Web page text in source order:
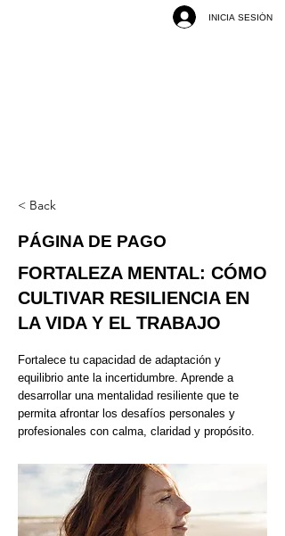
INICIA SESIÓN
< Back
PÁGINA DE PAGO
FORTALEZA MENTAL: CÓMO
CULTIVAR RESILIENCIA EN
LA VIDA Y EL TRABAJO
Fortalece tu capacidad de adaptación y
equilibrio ante la incertidumbre. Aprende a
desarrollar una mentalidad resiliente que te
permita afrontar los desafíos personales y
profesionales con calma, claridad y propósito.